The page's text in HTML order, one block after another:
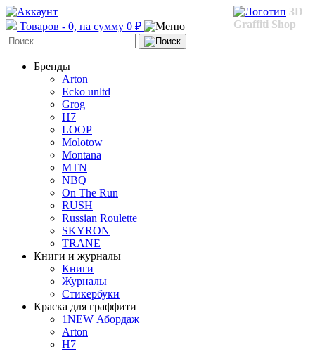
3D
Graffiti Shop
Товаров - 0, на сумму 0 ₽
Бренды
Arton
Ecko unltd
Grog
H7
LOOP
Molotow
Montana
MTN
NBQ
On The Run
RUSH
Russian Roulette
SKYRON
TRANE
Книги и журналы
Книги
Журналы
Стикербуки
Краска для граффити
1NEW Абордаж
Arton
H7